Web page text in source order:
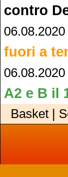
contro
fuori a
A2 e B il
Basket |